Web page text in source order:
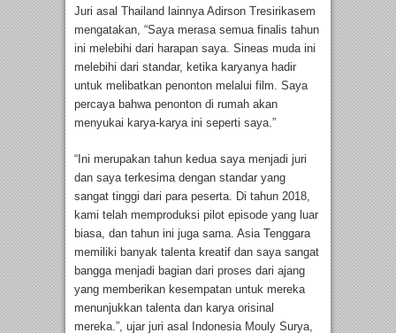
Juri asal Thailand lainnya Adirson Tresirikasem
mengatakan, “Saya merasa semua finalis tahun
ini melebihi dari harapan saya. Sineas muda ini
melebihi dari standar, ketika karyanya hadir
untuk melibatkan penonton melalui film. Saya
percaya bahwa penonton di rumah akan
menyukai karya-karya ini seperti saya.”
“Ini merupakan tahun kedua saya menjadi juri
dan saya terkesima dengan standar yang
sangat tinggi dari para peserta. Di tahun 2018,
kami telah memproduksi pilot episode yang luar
biasa, dan tahun ini juga sama. Asia Tenggara
memiliki banyak talenta kreatif dan saya sangat
bangga menjadi bagian dari proses dari ajang
yang memberikan kesempatan untuk mereka
menunjukkan talenta dan karya orisinal
mereka.”, ujar juri asal Indonesia Mouly Surya,